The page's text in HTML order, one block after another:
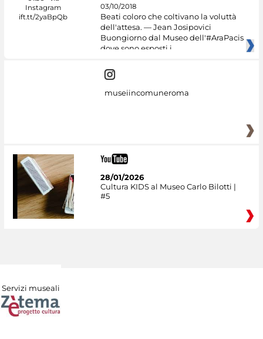
03/10/2018
Beati coloro che coltivano la voluttà
dell'attesa. — Jean Josipovici
Buongiorno dal Museo dell'#AraPacis
dove sono esposti i
museiincomuneroma
28/01/2026
Cultura KIDS al Museo Carlo Bilotti |
#5
Servizi museali